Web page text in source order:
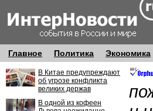
Главное Политика Экономика
В Китае предупреждают
об угрозе конфликта
великих держав
В одной из кофеен